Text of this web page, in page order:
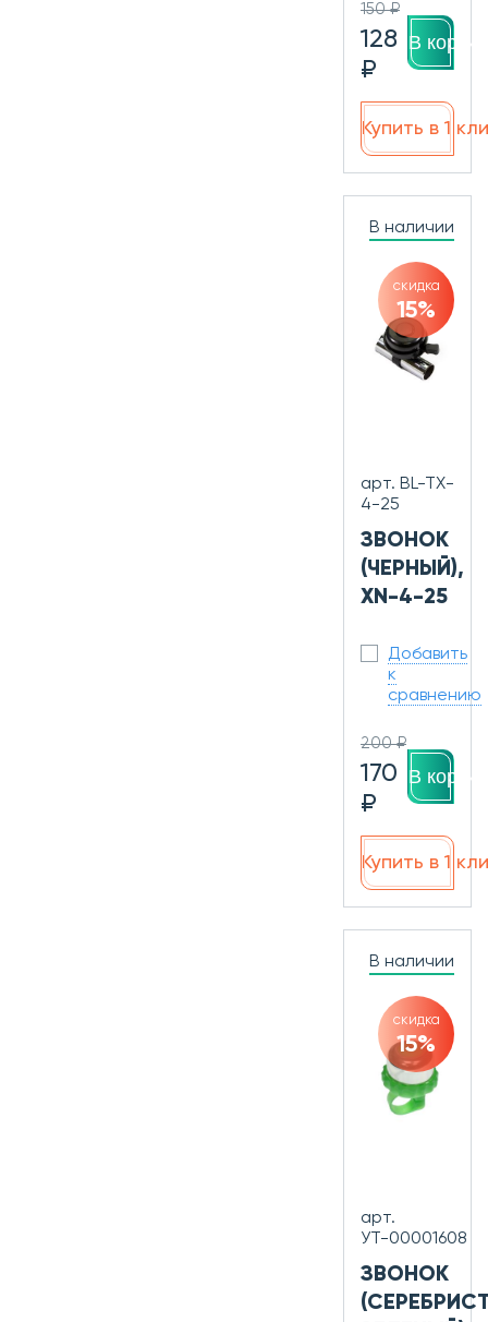
150 ₽
128
₽
В
Купить в 1
В наличии
скидка
15%
арт. BL-TX-
4-25
ЗВОНОК
(ЧЕРНЫЙ),
XN-4-25
Добавить
к
сравнению
200 ₽
170
₽
В
Купить в 1
В наличии
скидка
15%
арт.
УТ-00001608
ЗВОНОК